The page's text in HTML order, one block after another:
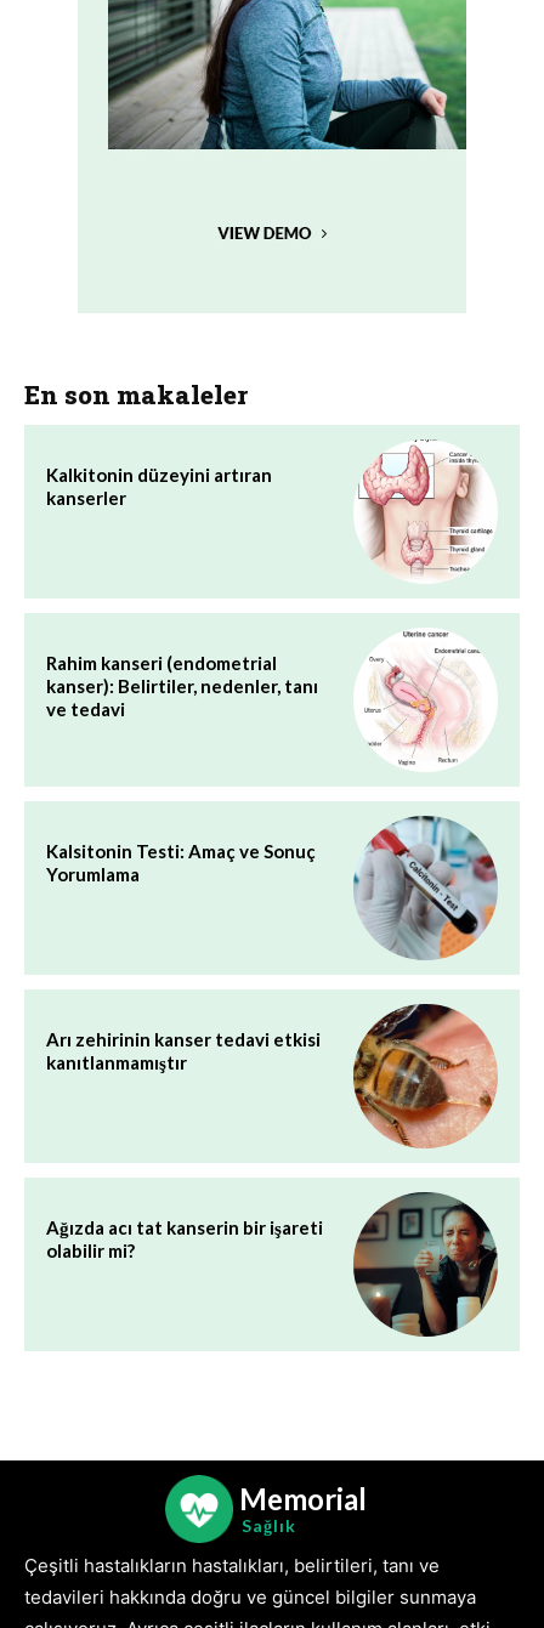
En son makaleler
Kalkitonin düzeyini artıran
kanserler
Rahim kanseri (endometrial
kanser): Belirtiler, nedenler, tanı
ve tedavi
Kalsitonin Testi: Amaç ve Sonuç
Yorumlama
Arı zehirinin kanser tedavi etkisi
kanıtlanmamıştır
Ağızda acı tat kanserin bir işareti
olabilir mi?
Memorial
Sağlık
Çeşitli hastalıkların hastalıkları, belirtileri, tanı ve
tedavileri hakkında doğru ve güncel bilgiler sunmaya